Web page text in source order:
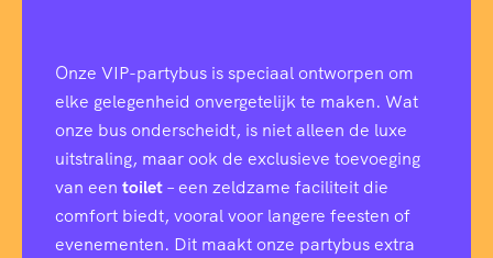
Onze VIP-partybus is speciaal ontworpen om
elke gelegenheid onvergetelijk te maken. Wat
onze bus onderscheidt, is niet alleen de luxe
uitstraling, maar ook de exclusieve toevoeging
van een toilet– een zeldzame faciliteit die
comfort biedt, vooral voor langere feesten of
evenementen. Dit maakt onze partybus extra